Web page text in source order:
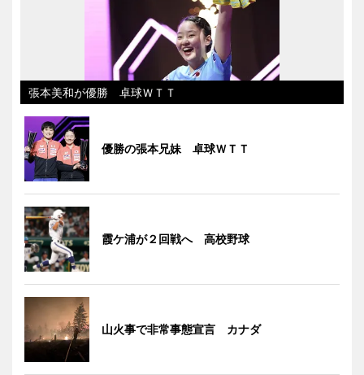
張本美和が優勝 卓球ＷＴＴ
優勝の張本兄妹 卓球ＷＴＴ
霞ケ浦が２回戦へ 高校野球
山火事で非常事態宣言 カナダ